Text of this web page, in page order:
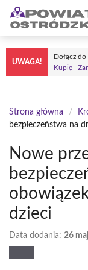
Przejdź
treści
UWAGA!
Dołącz
Kupię |
Strona główna /
bezpieczeństwa na
Nowe
dzieci
Data dodania: 26